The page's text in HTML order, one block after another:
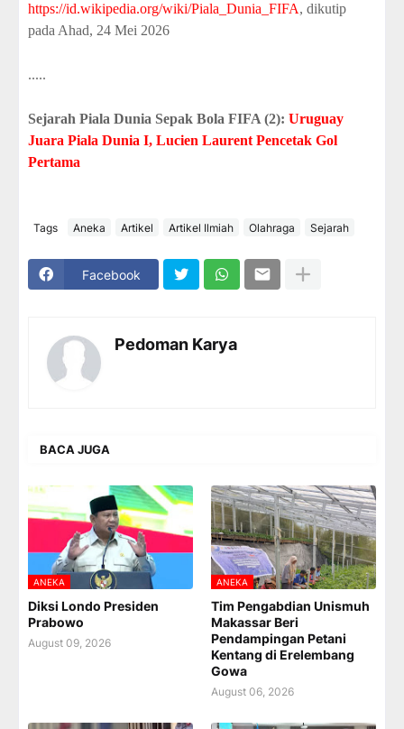
https://id.wikipedia.org/wiki/Piala_Dunia_FIFA, dikutip
pada Ahad, 24 Mei 2026
.....
Sejarah Piala Dunia Sepak Bola FIFA (2): Uruguay
Juara Piala Dunia I, Lucien Laurent Pencetak Gol
Pertama
Tags Aneka Artikel Artikel Ilmiah Olahraga Sejarah
Facebook
Pedoman Karya
BACA JUGA
ANEKA
Diksi Londo Presiden
Prabowo
August 09, 2026
ANEKA
Tim Pengabdian Unismuh
Makassar Beri
Pendampingan Petani
Kentang di Erelembang
Gowa
August 06, 2026